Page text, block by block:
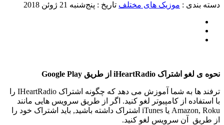
دسته بندی : موزیک های مختلف تاریخ : پنج‌شنبه 21 ژوئن 2018
نحوه ی لغو اشتراک iHeartRadio از طریق Google Play
ترفند ها به شما آموزش می دهد که چگونه اشتراک IHeartRadio را
با استفاده از کامپیوتر لغو کنید. اگر از طریق سرویس هایی مانند
Amazon, Roku یا iTunes اشتراک داشته باشید, باید اشتراک خود را
از طریق آن سرویس لغو کنید.